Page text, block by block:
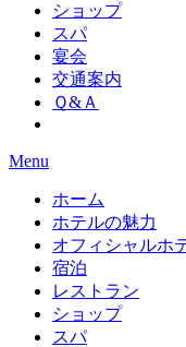
ショップ
スパ
宴会
交通案内
Ｑ&Ａ
Menu
ホーム
ホテルの魅力
オフィシャルホ
宿泊
レストラン
ショップ
スパ